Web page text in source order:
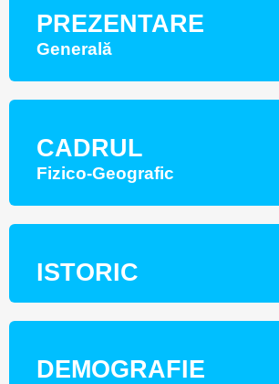
PREZENTARE
Generală
CADRUL
Fizico-Geografic
ISTORIC
DEMOGRAFIE